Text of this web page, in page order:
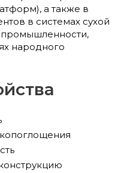
а также в
в системах сухой
промышленности,
народного